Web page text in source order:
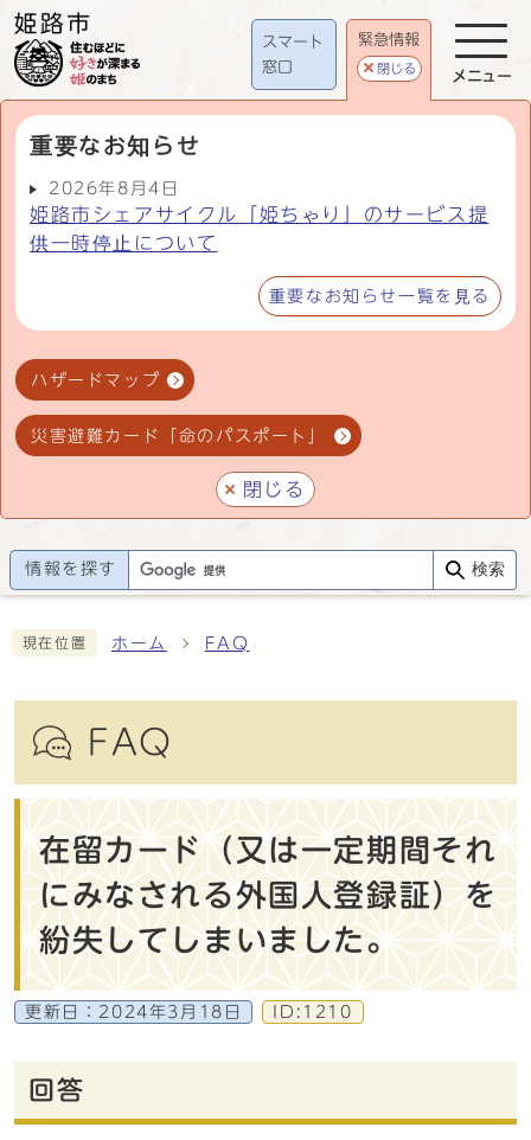
スマート
窓口
緊急情報
閉じる
重要なお知らせ
2026年8月4日
姫路市シェアサイクル「姫ちゃり」のサービス提
供一時停止について
重要なお知らせ一覧を見る
ハザードマップ
災害避難カード「命のパスポート」
閉じる
メニュー
情報を探す 検索
現在位置 ホーム FAQ
FAQ
在留カード（又は一定期間それ
にみなされる外国人登録証）を
紛失してしまいました。
更新日： 2024年3月18日 ID:1210
回答